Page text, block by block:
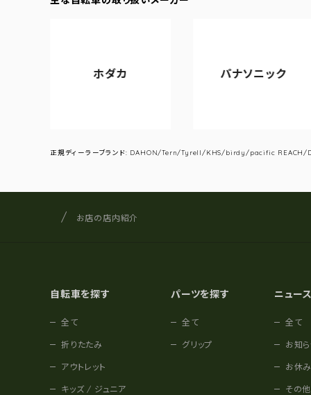
ホダカ パナソニック
正規ディーラーブランド: DAHON/Tern/Tyrell/KHS/birdy/pacific
サイト内の現在地
サイクルショップナカゴヤ
お店の店内紹介
自転車を探す
全て
折りたたみ
アウトレット
キッズ / ジュニア
パーツを探す
全て
グリップ
ニュー
全て
お知
お休
その